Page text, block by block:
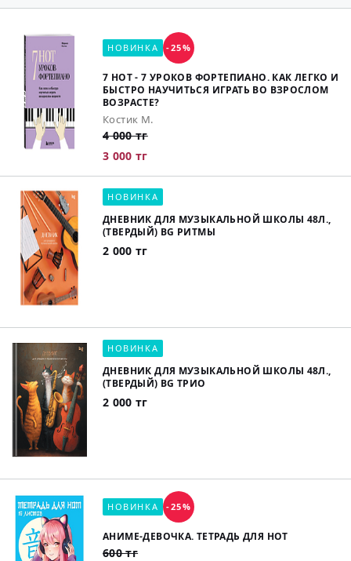
НОВИНКА -25%
7 НОТ - 7 УРОКОВ ФОРТЕПИАНО. КАК ЛЕГКО И
БЫСТРО НАУЧИТЬСЯ ИГРАТЬ ВО ВЗРОСЛОМ
ВОЗРАСТЕ?
Костик М.
4 000 тг
3 000 тг
НОВИНКА
ДНЕВНИК ДЛЯ МУЗЫКАЛЬНОЙ ШКОЛЫ 48Л.,
(ТВЕРДЫЙ) BG РИТМЫ
2 000 тг
НОВИНКА
ДНЕВНИК ДЛЯ МУЗЫКАЛЬНОЙ ШКОЛЫ 48Л.,
(ТВЕРДЫЙ) BG ТРИО
2 000 тг
НОВИНКА -25%
АНИМЕ-ДЕВОЧКА. ТЕТРАДЬ ДЛЯ НОТ
600 тг